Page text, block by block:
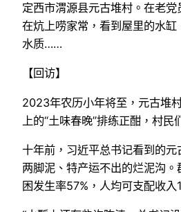
定西市渭源县元古堆村。在老
在炕上唠家常，看到屋里的水
水质……
【回访】
2023年农历小年将至，元古堆
上的“土味春晚”排练正酣，村民
十年前，习近平总书记看到的元
两脚泥、特产运不出的烂泥沟
困发生率57%，人均可支配收入